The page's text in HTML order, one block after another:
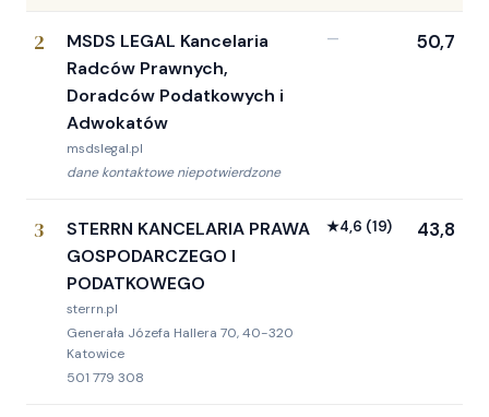
2
MSDS LEGAL Kancelaria
Radców Prawnych,
Doradców Podatkowych i
Adwokatów
msdslegal.pl
dane kontaktowe niepotwierdzone
— 50,7
3
STERRN KANCELARIA PRAWA
GOSPODARCZEGO I
PODATKOWEGO
sterrn.pl
Generała Józefa Hallera 70, 40-320
Katowice
501 779 308
★4,6 (19) 43,8